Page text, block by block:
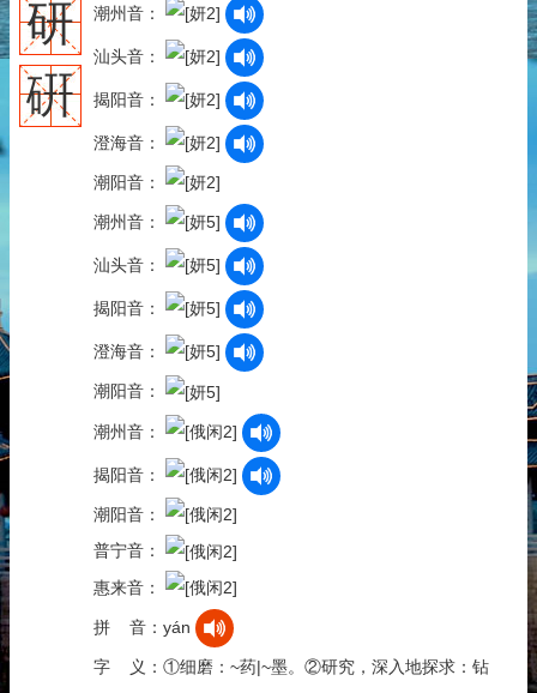
研
硏
潮州音：
汕头音：
揭阳音：
澄海音：
潮阳音：
潮州音：
汕头音：
揭阳音：
澄海音：
潮阳音：
潮州音：
揭阳音：
潮阳音：
普宁音：
惠来音：
拼 音：yán
字 义：①细磨：~药|~墨。②研究，深入地探求：钻